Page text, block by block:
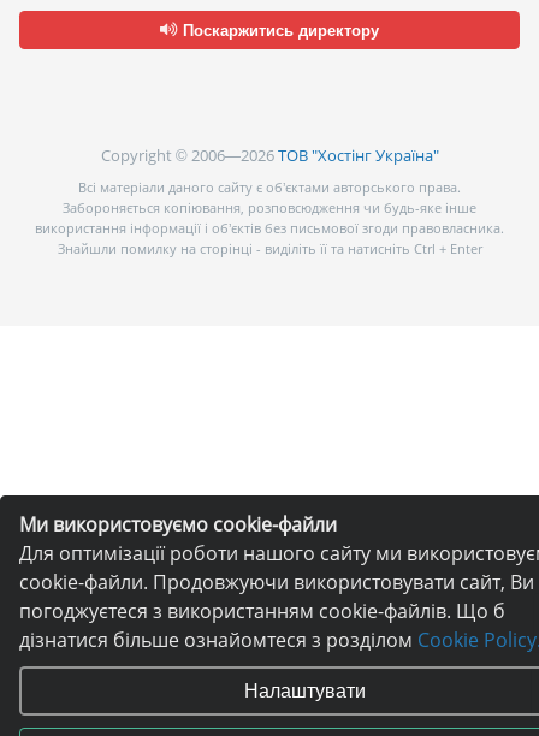
Ми використовуємо cookie-файли
Для оптимізації роботи нашого сайту ми
cookie-файли. Продовжуючи використовувати сайт, Ви
погоджуєтеся з використанням cookie-файлів. Що б
дізнатися більше ознайомтеся з розділом Cookie
Налаштувати
Поскаржитись директору
Copyright © 2006—2026ТОВ "Хостінг Україна"
Всі матеріали даного сайту є об’єктами авторського права.
Забороняється копіювання, розповсюдження чи будь-яке інше
використання інформації і об’єктів без письмової згоди правовласника.
Знайшли помилку на сторінці - виділіть її та натисніть Ctrl + Enter